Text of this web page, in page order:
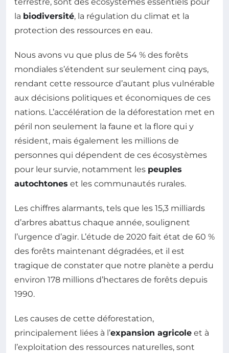
la biodiversité, la régulation du climat et la
protection des ressources en eau.
Nous avons vu que plus de 54 % des forêts
mondiales s’étendent sur seulement cinq pays,
rendant cette ressource d’autant plus vulnérable
aux décisions politiques et économiques de ces
nations. L’accélération de la déforestation met en
péril non seulement la faune et la flore qui y
résident, mais également les millions de
personnes qui dépendent de ces écosystèmes
pour leur survie, notamment les peuples
autochtones et les communautés rurales.
Les chiffres alarmants, tels que les 15,3 milliards
d’arbres abattus chaque année, soulignent
l’urgence d’agir. L’étude de 2020 fait état de 60 %
des forêts maintenant dégradées, et il est
tragique de constater que notre planète a perdu
environ 178 millions d’hectares de forêts depuis
1990.
Les causes de cette déforestation,
principalement liées à l’expansion agricole et à
l’exploitation des ressources naturelles, sont